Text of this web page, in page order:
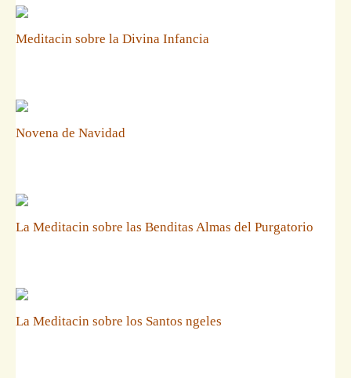
Meditacin sobre la Divina Infancia
Novena de Navidad
La Meditacin sobre las Benditas Almas del Purgatorio
La Meditacin sobre los Santos ngeles